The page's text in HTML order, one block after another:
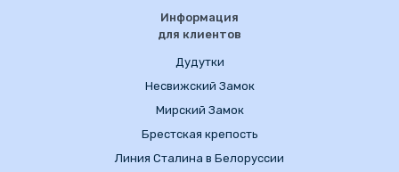
Информация
для клиентов
Дудутки
Несвижский Замок
Мирский Замок
Брестская крепость
Линия Сталина в Белоруссии